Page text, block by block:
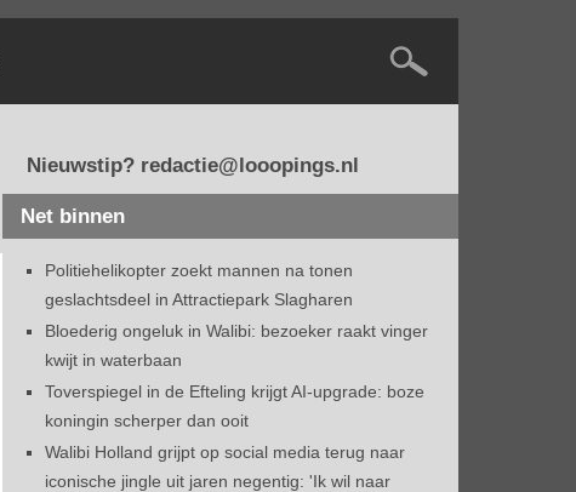
Nieuwstip? redactie@looopings.nl
Net binnen
Politiehelikopter zoekt mannen na tonen
geslachtsdeel in Attractiepark Slagharen
Bloederig ongeluk in Walibi: bezoeker raakt vinger
kwijt in waterbaan
Toverspiegel in de Efteling krijgt AI-upgrade: boze
koningin scherper dan ooit
Walibi Holland grijpt op social media terug naar
iconische jingle uit jaren negentig: 'Ik wil naar